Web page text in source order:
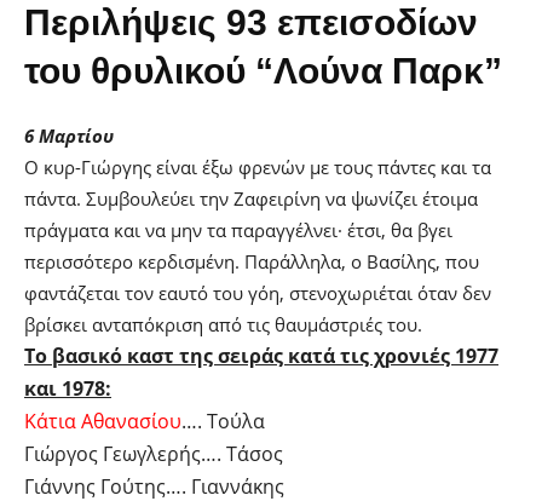
Περιλήψεις 93 επεισοδίων
του θρυλικού “Λούνα Παρκ”
6 Μαρτίου
Ο κυρ-Γιώργης είναι έξω φρενών με τους πάντες και τα
πάντα. Συμβουλεύει την Ζαφειρίνη να ψωνίζει έτοιμα
πράγματα και να μην τα παραγγέλνει· έτσι, θα βγει
περισσότερο κερδισμένη. Παράλληλα, ο Βασίλης, που
φαντάζεται τον εαυτό του γόη, στενοχωριέται όταν δεν
βρίσκει ανταπόκριση από τις θαυμάστριές του.
Το βασικό καστ της σειράς κατά τις χρονιές 1977
και 1978:
Κάτια Αθανασίου…. Τούλα
Γιώργος Γεωγλερής…. Τάσος
Γιάννης Γούτης…. Γιαννάκης